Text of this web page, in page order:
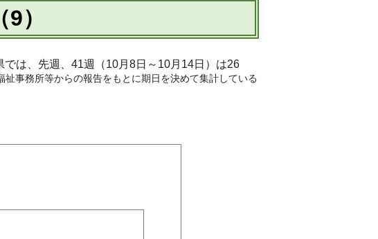
）
は、先週、41週（10月8日～10月14日）は26
祉事務所等からの報告をもとに期日を決めて集計している